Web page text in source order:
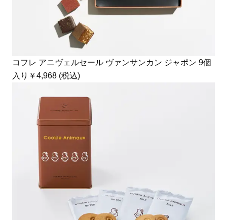
コフレ アニヴェルセール ヴァンサンカン ジャポン 9個
入り￥4,968 (税込)